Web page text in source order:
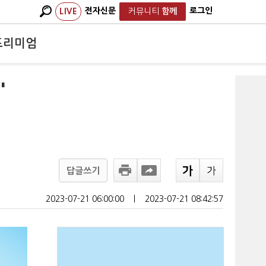
LIVE 전자신문 커뮤니티 함께 로그인
리미엄
답글쓰기
2023-07-21 06:00:00 2023-07-21 08:42:57